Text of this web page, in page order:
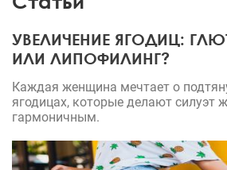
УВЕЛИЧЕНИЕ ЯГОДИЦ:
ИЛИ ЛИПОФИЛИНГ?
Каждая женщина мечтает о
ягодицах, которые делают силуэт
гармоничным.